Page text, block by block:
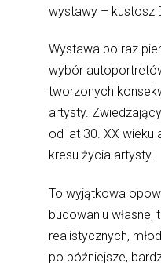
wystawy – kustosz
Wystawa po raz
wybór
tworzonych
artysty.
od lat 30. XX wieku
kresu życia artysty.
To wyjątkowa
budowaniu
realistycznych,
po późniejsze,